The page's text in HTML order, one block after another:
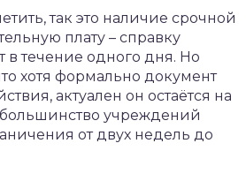
так это наличие срочной
плату – справку
в течение одного дня. Но
хотя формально документ
актуален он остаётся на
большинство учреждений
от двух недель до